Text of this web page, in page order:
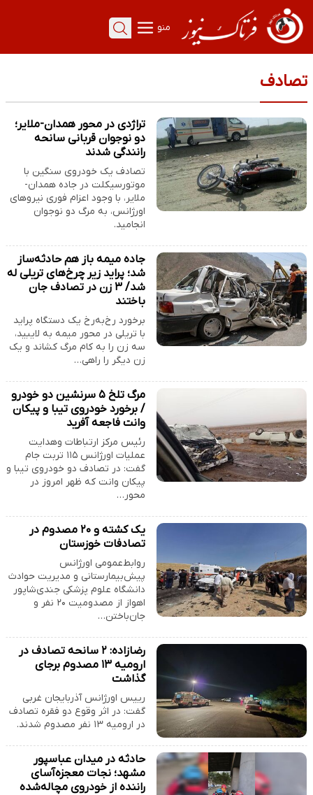
منو
تصادف
تراژدی در محور همدان-ملایر؛
دو نوجوان قربانی سانحه
رانندگی شدند
تصادف یک خودروی سنگین با
موتورسیکلت در جاده همدان-
ملایر، با وجود اعزام فوری نیروهای
اورژانس، به مرگ دو نوجوان
انجامید.
جاده میمه باز هم حادثه‌ساز
شد؛ پراید زیر چرخ‌های تریلی له
شد/ ۳ زن در تصادف جان
باختند
برخورد رخ‌به‌رخ یک دستگاه پراید
با تریلی در محور میمه به لایبید،
سه زن را به کام مرگ کشاند و یک
زن دیگر را راهی…
مرگ تلخ ۵ سرنشین دو خودرو
/ برخورد خودروی تیبا و پیکان
وانت فاجعه آفرید
رئیس مرکز ارتباطات وهدایت
عملیات اورژانس ۱۱۵ تربت جام
گفت: در تصادف دو خودروی تیبا و
پیکان وانت که ظهر امروز در
محور…
یک کشته و ۲۰ مصدوم در
تصادفات خوزستان
روابط‌عمومی اورژانس
پیش‌بیمارستانی و مدیریت حوادث
دانشگاه علوم پزشکی جندی‌شاپور
اهواز از مصدومیت ۲۰ نفر و
جان‌باختن…
رضازاده: ۲ سانحه تصادف در
ارومیه ۱۳ مصدوم برجای
گذاشت
رییس اورژانس آذربایجان غربی
گفت: در اثر وقوع دو فقره تصادف
در ارومیه ۱۳ نفر مصدوم شدند.
حادثه در میدان عباسپور
مشهد؛ نجات معجزه‌آسای
راننده از خودروی مچاله‌شده